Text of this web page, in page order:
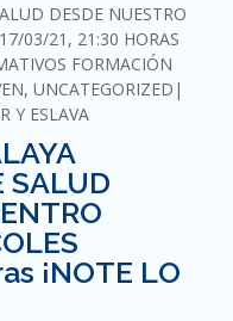
DESDE NUESTRO
03/21, 21:30 HORAS
FORMACIÓN
,UNCATEGORIZED
Y ESLAVA
SALUD
¡NOTE LO